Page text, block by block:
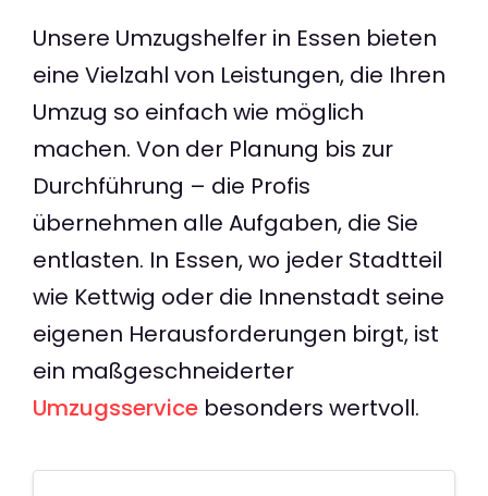
Unsere Umzugshelfer in Essen bieten
eine Vielzahl von Leistungen, die Ihren
Umzug so einfach wie möglich
machen. Von der Planung bis zur
Durchführung – die Profis
übernehmen alle Aufgaben, die Sie
entlasten. In Essen, wo jeder Stadtteil
wie Kettwig oder die Innenstadt seine
eigenen Herausforderungen birgt, ist
ein maßgeschneiderter
Umzugsservice besonders wertvoll.